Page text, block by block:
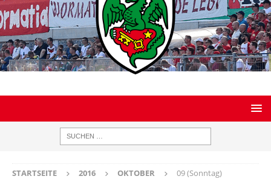
STARTSEITE 2016 OKTOBER 09 (Sonntag)